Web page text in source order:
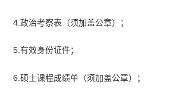
4.政治考察表（须加盖公章）；
5.有效身份证件；
6.硕士课程成绩单（须加盖公章）；